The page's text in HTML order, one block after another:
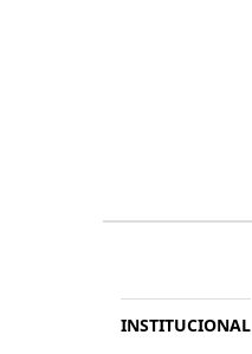
INSTITUCIONAL